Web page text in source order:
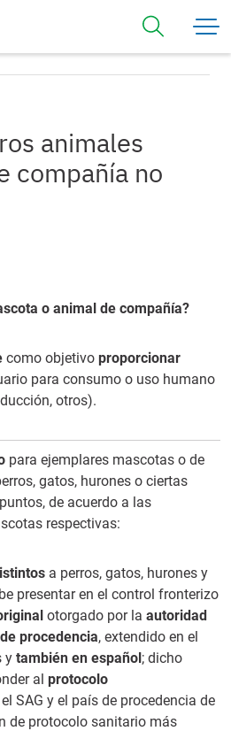
mascotas o de compañía no
animales
compañía no
o animal de compañía?
como objetivo proporcionar
para consumo o uso humano
otros).
para ejemplares mascotas o de
gatos, hurones o ciertas
de acuerdo a las
respectivas:
a perros, gatos, hurones y
presentar en el control fronterizo
otorgado por la autoridad
procedencia, extendido en el
y también en español; dicho
al protocolo
SAG y el país de procedencia de
de protocolo sanitario más